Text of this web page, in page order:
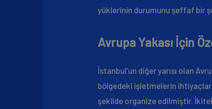
yüklerinin durumunu şeffaf bir
Avrupa Yakası İçin
İstanbul’un diğer yarısı olan
bölgedeki işletmelerin
şekilde organize edilmiştir.